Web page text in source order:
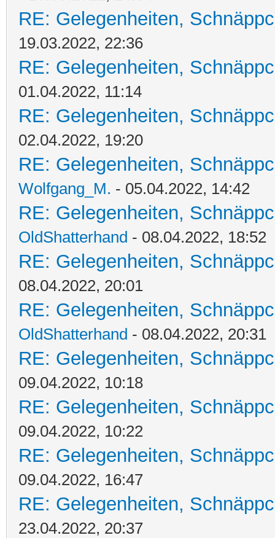
RE: Gelegenheiten,
19.03.2022, 22:36
RE: Gelegenheiten,
01.04.2022, 11:14
RE: Gelegenheiten,
02.04.2022, 19:20
RE: Gelegenheiten,
Wolfgang_M. - 05.04.2022, 14:42
RE: Gelegenheiten,
OldShatterhand - 08.04.2022, 18:52
RE: Gelegenheiten,
08.04.2022, 20:01
RE: Gelegenheiten,
OldShatterhand - 08.04.2022, 20:31
RE: Gelegenheiten,
09.04.2022, 10:18
RE: Gelegenheiten,
09.04.2022, 10:22
RE: Gelegenheiten,
09.04.2022, 16:47
RE: Gelegenheiten,
23.04.2022, 20:37